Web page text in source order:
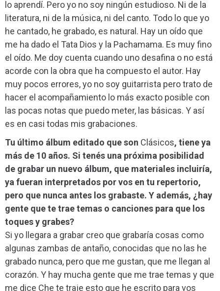
lo aprendí. Pero yo no soy ningún estudioso. Ni de la
literatura, ni de la música, ni del canto. Todo lo que yo
he cantado, he grabado, es natural. Hay un oído que
me ha dado el Tata Dios y la Pachamama. Es muy fino
el oído. Me doy cuenta cuando uno desafina o no está
acorde con la obra que ha compuesto el autor. Hay
muy pocos errores, yo no soy guitarrista pero trato de
hacer el acompañamiento lo más exacto posible con
las pocas notas que puedo meter, las básicas. Y así
es en casi todas mis grabaciones.
Tu último álbum editado que son Clásicos, tiene ya
más de 10 años. Si tenés una próxima posibilidad
de grabar un nuevo álbum, que materiales incluiría,
ya fueran interpretados por vos en tu repertorio,
pero que nunca antes los grabaste. Y además, ¿hay
gente que te trae temas o canciones para que los
toques y grabes?
Si yo llegara a grabar creo que grabaría cosas como
algunas zambas de antaño, conocidas que no las he
grabado nunca, pero que me gustan, que me llegan al
corazón. Y hay mucha gente que me trae temas y que
me dice Che te traje esto que he escrito para vos